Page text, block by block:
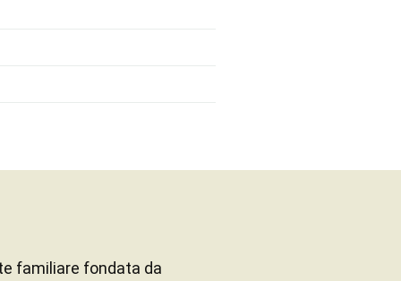
familiare fondata da